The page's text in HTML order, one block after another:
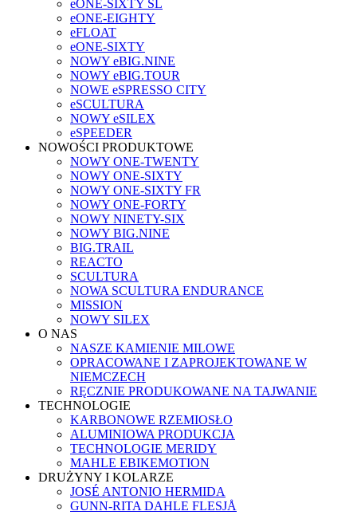
eONE-SIXTY SL
eONE-EIGHTY
eFLOAT
eONE-SIXTY
NOWY eBIG.NINE
NOWY eBIG.TOUR
NOWE eSPRESSO CITY
eSCULTURA
NOWY eSILEX
eSPEEDER
NOWOŚCI PRODUKTOWE
NOWY ONE-TWENTY
NOWY ONE-SIXTY
NOWY ONE-SIXTY FR
NOWY ONE-FORTY
NOWY NINETY-SIX
NOWY BIG.NINE
BIG.TRAIL
REACTO
SCULTURA
NOWA SCULTURA ENDURANCE
MISSION
NOWY SILEX
O NAS
NASZE KAMIENIE MILOWE
OPRACOWANE I ZAPROJEKTOWANE W
NIEMCZECH
RĘCZNIE PRODUKOWANE NA TAJWANIE
TECHNOLOGIE
KARBONOWE RZEMIOSŁO
ALUMINIOWA PRODUKCJA
TECHNOLOGIE MERIDY
MAHLE EBIKEMOTION
DRUŻYNY I KOLARZE
JOSÉ ANTONIO HERMIDA
GUNN-RITA DAHLE FLESJÅ